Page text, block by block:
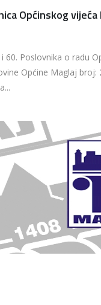
Općinskog vijeća
60. Poslovnika o radu
Općine Maglaj broj: